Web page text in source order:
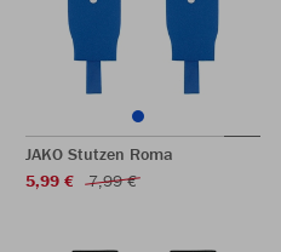
JAKO Stutzen Roma
5,99 €
7,99 €